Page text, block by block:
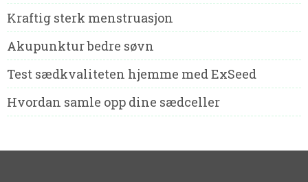
Kraftig sterk menstruasjon
Akupunktur bedre søvn
Test sædkvaliteten hjemme med ExSeed
Hvordan samle opp dine sædceller